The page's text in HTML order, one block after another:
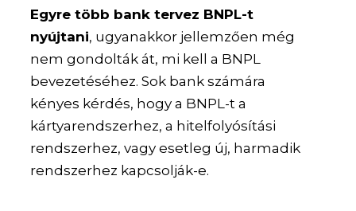
Egyre több bank tervez BNPL-t
nyújtani, ugyanakkor jellemzően még
nem gondolták át, mi kell a BNPL
bevezetéséhez. Sok bank számára
kényes kérdés, hogy a BNPL-t a
kártyarendszerhez, a hitelfolyósítási
rendszerhez, vagy esetleg új, harmadik
rendszerhez kapcsolják-e.